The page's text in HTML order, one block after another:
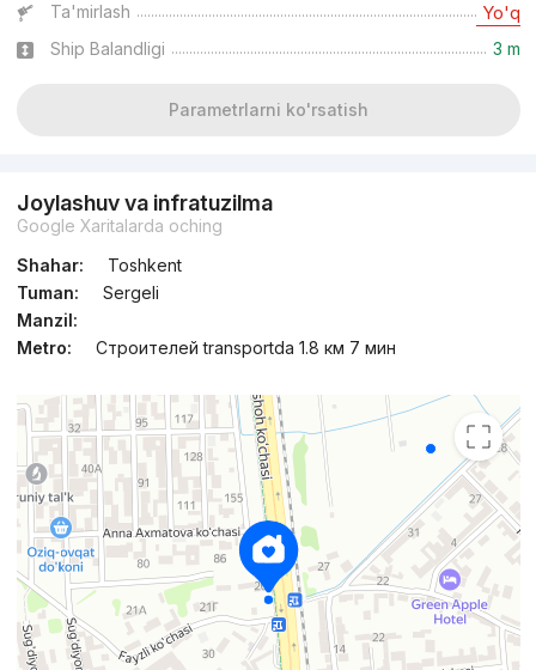
Ta'mirlash Yo'q
Ship Balandligi 3 m
Parametrlarni ko'rsatish
Joylashuv va infratuzilma
Google Xaritalarda oching
Shahar:
Toshkent
Tuman:
Sergeli
Manzil:
Metro:
Строителей transportda 1.8 км 7 мин